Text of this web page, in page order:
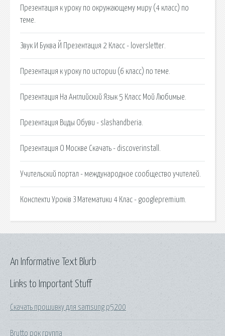
Презентация к уроку по окружающему миру (4 класс) по
теме.
Звук И Буква Й Презентация 2 Класс - loversletter.
Презентация к уроку по истории (6 класс) по теме.
Презентация На Английский Язык 5 Класс Мой Любимые.
Презентация Виды Обуви - slashandberia.
Презентация О Москве Скачать - discoverinstall.
Учительский портал - международное сообщество учителей.
Конспекти Уроків З Математики 4 Клас - googlepremium.
Links to Important Stuff
Скачать прошивку для samsung p5200
Brutto рок группа
An Informative Text Blurb